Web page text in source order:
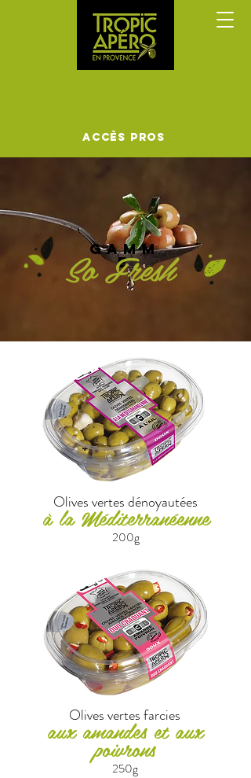
Accès Pros
GAMM
E
So Fresh
Olives vertes dénoyautées
à la Méditerranéenne
200g
Olives vertes farcies
aux amandes et aux
poivrons
250g